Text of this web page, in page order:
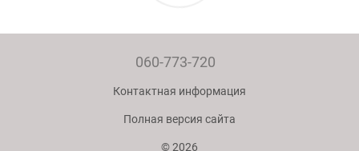
060-773-720
Контактная информация
Полная версия сайта
© 2026